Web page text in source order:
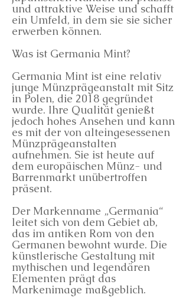
und attraktive Weise und schafft
ein Umfeld, in dem sie sie sicher
erwerben können.
Was ist Germania Mint?
Germania Mint ist eine relativ
junge Münzprägeanstalt mit Sitz
in Polen, die 2018 gegründet
wurde. Ihre Qualität genießt
jedoch hohes Ansehen und kann
es mit der von alteingesessenen
Münzprägeanstalten
aufnehmen. Sie ist heute auf
dem europäischen Münz- und
Barrenmarkt unübertroffen
präsent.
Der Markenname „Germania“
leitet sich von dem Gebiet ab,
das im antiken Rom von den
Germanen bewohnt wurde. Die
künstlerische Gestaltung mit
mythischen und legendären
Elementen prägt das
Markenimage maßgeblich.